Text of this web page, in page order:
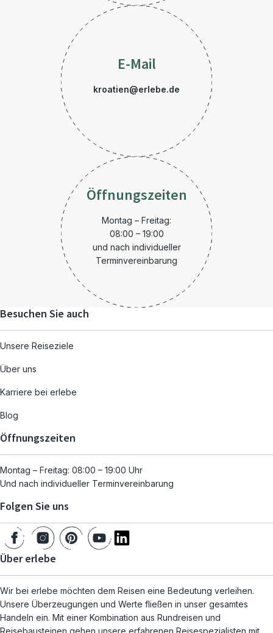
E-Mail
kroatien@erlebe.de
Öffnungszeiten
Montag – Freitag:
08:00 – 19:00
und nach individueller
Terminvereinbarung
Besuchen Sie auch
Unsere Reiseziele
Über uns
Karriere bei erlebe
Blog
Öffnungszeiten
Montag – Freitag: 08:00 – 19:00 Uhr
Und nach individueller Terminvereinbarung
Folgen Sie uns
Über erlebe
Wir bei erlebe möchten dem Reisen eine Bedeutung verleihen.
Unsere Überzeugungen und Werte fließen in unser gesamtes
Handeln ein. Mit einer Kombination aus Rundreisen und
Reisebausteinen gehen unsere erfahrenen Reisespezialisten mit